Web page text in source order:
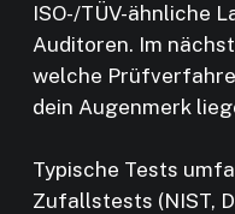
ISO-/TÜV-ähnliche
Auditoren. Im
welche
dein Augenmerk
Typische Tests
Zufallstests (NIST,